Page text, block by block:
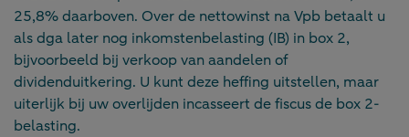
25,8% daarboven. Over de nettowinst na Vpb betaalt u
als dga later nog inkomstenbelasting (IB) in box 2,
bijvoorbeeld bij verkoop van aandelen of
dividenduitkering. U kunt deze heffing uitstellen, maar
uiterlijk bij uw overlijden incasseert de fiscus de box 2-
belasting.